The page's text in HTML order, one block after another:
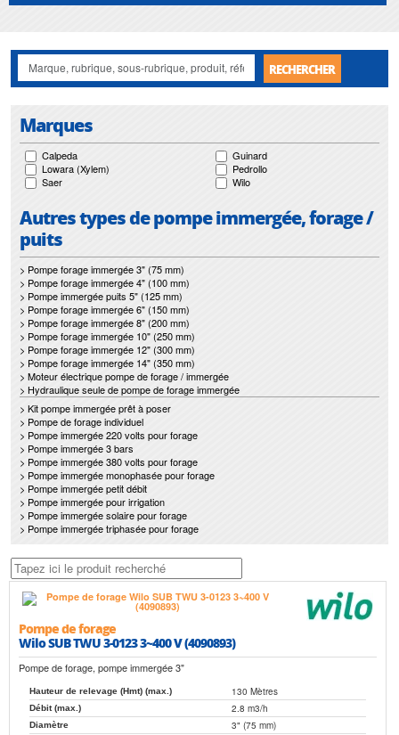
RECHERCHER
Marques
Calpeda
Guinard
Lowara (Xylem)
Pedrollo
Saer
Wilo
Autres types de pompe immergée, forage /
puits
> Pompe forage immergée 3" (75 mm)
> Pompe forage immergée 4" (100 mm)
> Pompe immergée puits 5" (125 mm)
> Pompe forage immergée 6" (150 mm)
> Pompe forage immergée 8" (200 mm)
> Pompe forage immergée 10" (250 mm)
> Pompe forage immergée 12" (300 mm)
> Pompe forage immergée 14" (350 mm)
> Moteur électrique pompe de forage / immergée
> Hydraulique seule de pompe de forage immergée
> Kit pompe immergée prêt à poser
> Pompe de forage individuel
> Pompe immergée 220 volts pour forage
> Pompe immergée 3 bars
> Pompe immergée 380 volts pour forage
> Pompe immergée monophasée pour forage
> Pompe immergée petit débit
> Pompe immergée pour irrigation
> Pompe immergée solaire pour forage
> Pompe immergée triphasée pour forage
Pompe de forage
Wilo SUB TWU 3-0123 3~400 V (4090893)
Pompe de forage, pompe immergée 3"
Hauteur de relevage (Hmt) (max.) 130 Mètres
Débit (max.) 2.8 m3/h
Diamètre 3" (75 mm)